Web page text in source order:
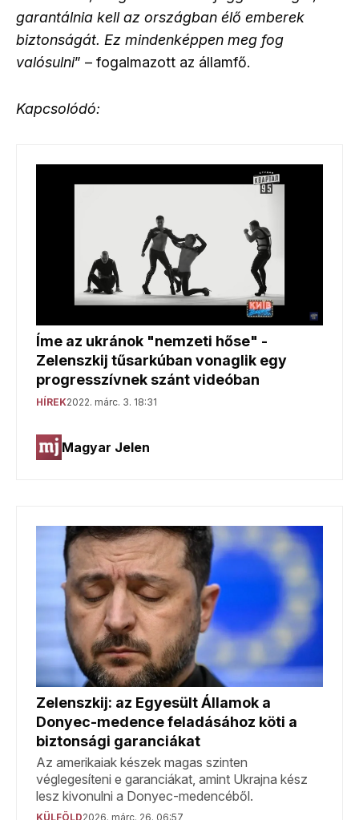
garantálnia kell az országban élő emberek
biztonságát. Ez mindenképpen meg fog
valósulni” – fogalmazott az államfő.
Kapcsolódó: